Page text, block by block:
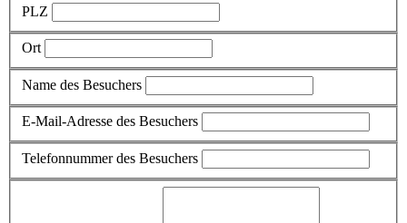
PLZ
Ort
Name des Besuchers
E-Mail-Adresse des Besuchers
Telefonnummer des Besuchers